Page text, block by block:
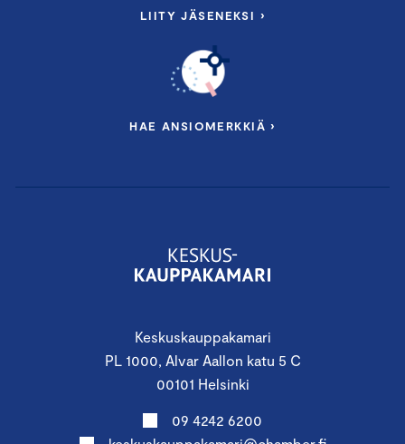
Keskuskauppakamari
PL 1000, Alvar Aallon katu 5 C
00101 Helsinki
09 4242 6200
LIITY JÄSENEKSI ›
HAE ANSIOMERKKIÄ ›